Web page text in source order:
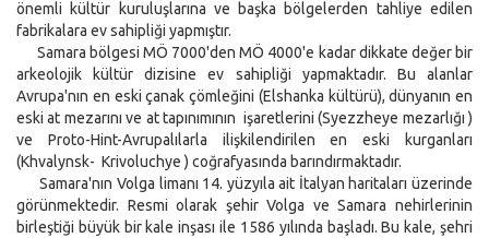
önemli kültür kuruluşlarına ve başka bölgelerden tahliye edilen
fabrikalara ev sahipliği yapmıştır.
Samara bölgesi MÖ 7000'den MÖ 4000'e kadar dikkate değer bir
arkeolojik kültür dizisine ev sahipliği yapmaktadır. Bu alanlar
Avrupa'nın en eski çanak çömleğini (Elshanka kültürü), dünyanın en
eski at mezarını ve at tapınımının işaretlerini (Syezzheye mezarlığı )
ve Proto-Hint-Avrupalılarla ilişkilendirilen en eski kurganları
(Khvalynsk- Krivoluchye ) coğrafyasında barındırmaktadır.
Samara'nın Volga limanı 14. yüzyıla ait İtalyan haritaları üzerinde
görünmektedir. Resmi olarak şehir Volga ve Samara nehirlerinin
birleştiği büyük bir kale inşası ile 1586 yılında başladı. Bu kale, şehri